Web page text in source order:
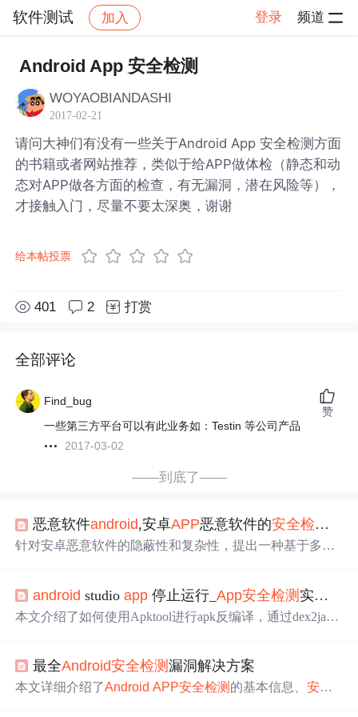
软件测试 加入 登录 频道
社区 软件测试 帖子详情
Android App 安全检测
WOYAOBIANDASHI
2017-02-21
请问大神们有没有一些关于Android App 安全检测方面
的书籍或者网站推荐，类似于给APP做体检（静态和动
态对APP做各方面的检查，有无漏洞，潜在风险等），
才接触入门，尽量不要太深奥，谢谢
给本帖投票
401 2 打赏
全部评论
Find_bug
一些第三方平台可以有此业务如：Testin 等公司产品
2017-03-02
赞
——到底了——
恶意软件android,安卓APP恶意软件的安全检测
针对安卓恶意软件的隐蔽性和复杂性，提出一种基于多维
在内的多种特征，并运用随机森林和支持向量机模型进行
训练，以提高检测准确率。
android studioapp 停止运行_App安全检测 实践基础——工具篇
本文介绍了如何使用Apktool进行apk反编译，通过dex2jar
获取app包名、查看攻击面、组件信息等，并提出了针对
pp被劫持的检测与修复建议。同时提到了在线安全 检测
最全Android安全检测漏洞解决方案
本文详细介绍了Android APP安全检测 的基本信息、安全